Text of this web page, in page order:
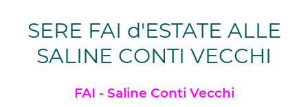
Deu
Esp
SERE FAI d'ESTATE ALLE
SALINE CONTI VECCHI
FAI - Saline Conti Vecchi